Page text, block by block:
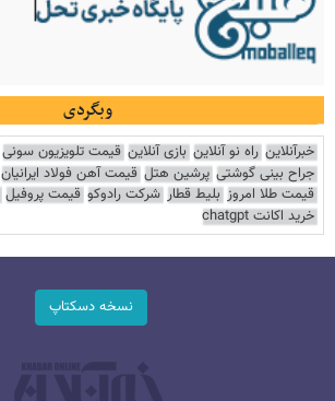
وبگردی
خبرآنلاین راه نو آنلاین بازی آنلاین قیمت تلویزیون سونی
جراح بینی گوشتی پرشین هتل قیمت آهن فولاد ایرانیان
قیمت طلا امروز بلیط قطار شرکت رادوکو قیمت پروفیل
خرید اکانت chatgpt
نسخه دسکتاپ